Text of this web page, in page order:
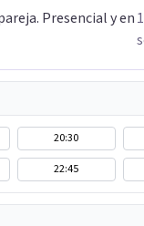
en tu proceso.
Presencial y en
20:30
22:45